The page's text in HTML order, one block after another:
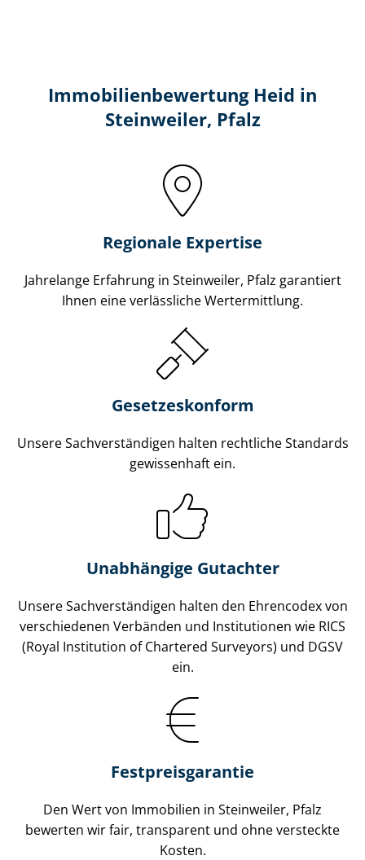
Immobilien­bewertung Heid in
Steinweiler, Pfalz
Regionale Expertise
Jahrelange Erfahrung in Steinweiler, Pfalz garantiert
Ihnen eine verlässliche Wertermittlung.
Gesetzes­konform
Unsere Sach­ver­stän­di­gen halten rechtliche Standards
gewissenhaft ein.
Unabhängige Gutachter
Unsere Sach­ver­stän­di­gen halten den Ehrencodex von
verschiedenen Verbänden und Institutionen wie RICS
(Royal Institution of Chartered Surveyors) und DGSV
ein.
Festpreis​garantie
Den Wert von Immobilien in Steinweiler, Pfalz
bewerten wir fair, transparent und ohne versteckte
Kosten.